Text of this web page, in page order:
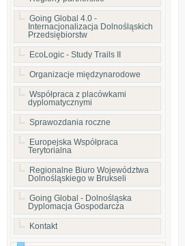
Going Global 4.0 -
Internacjonalizacja Dolnośląskich
Przedsiębiorstw
EcoLogic - Study Trails II
Organizacje międzynarodowe
Współpraca z placówkami
dyplomatycznymi
Sprawozdania roczne
Europejska Współpraca
Terytorialna
Regionalne Biuro Województwa
Dolnośląskiego w Brukseli
Going Global - Dolnośląska
Dyplomacja Gospodarcza
Kontakt